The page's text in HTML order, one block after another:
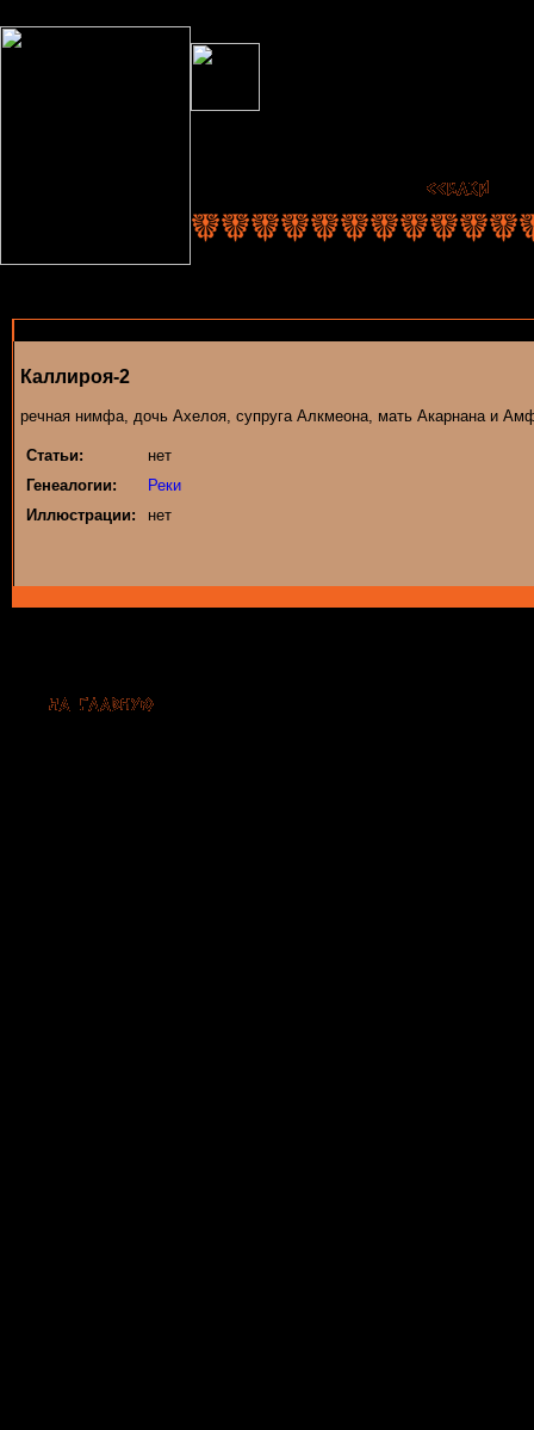
Каллироя-2
речная нимфа, дочь Ахелоя, супруга Алкмеона, мать Акарнана и
Статьи:
нет
Генеалогии:
Реки
Иллюстрации:
нет